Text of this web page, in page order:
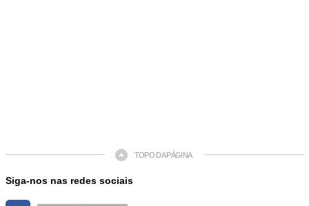
TOPO DA PÁGINA
Siga-nos nas redes sociais